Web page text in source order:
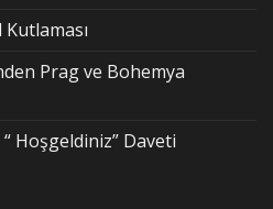
Kutlaması
Prag ve Bohemya
Hoşgeldiniz” Daveti